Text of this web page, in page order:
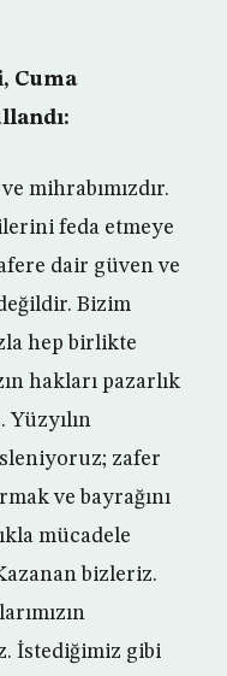
Cuma
mihrabımızdır.
feda etmeye
dair güven ve
Bizim
hep birlikte
hakları pazarlık
zafer
ve bayrağını
mücadele
bizleriz.
İstediğimiz gibi